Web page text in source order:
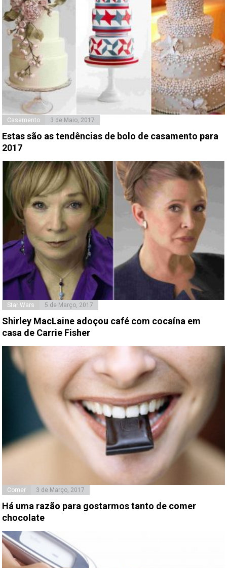
Casamento 3 de Maio, 2017
Estas são as tendências de bolo de casamento para
2017
Star Wars 5 de Março, 2017
Shirley MacLaine adoçou café com cocaína em
casa de Carrie Fisher
Comer 3 de Março, 2017
Há uma razão para gostarmos tanto de comer
chocolate